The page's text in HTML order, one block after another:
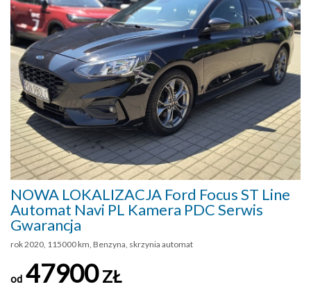
NOWA LOKALIZACJA Ford Focus ST Line
Automat Navi PL Kamera PDC Serwis
Gwarancja
rok 2020, 115000 km, Benzyna, skrzynia automat
od 47900ZŁ